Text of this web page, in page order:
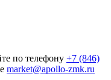
по телефону +7 (846)
market@apollo-zmk.ru